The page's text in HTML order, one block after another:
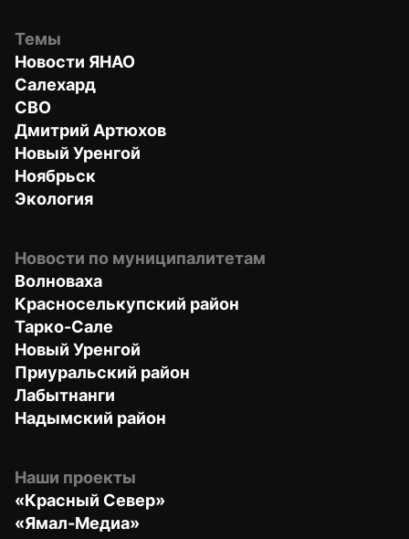
Темы
Новости ЯНАО
Салехард
СВО
Дмитрий Артюхов
Новый Уренгой
Ноябрьск
Экология
Новости по муниципалитетам
Волноваха
Красноселькупский район
Тарко-Сале
Новый Уренгой
Приуральский район
Лабытнанги
Надымский район
Наши проекты
«Красный Север»
«Ямал-Медиа»